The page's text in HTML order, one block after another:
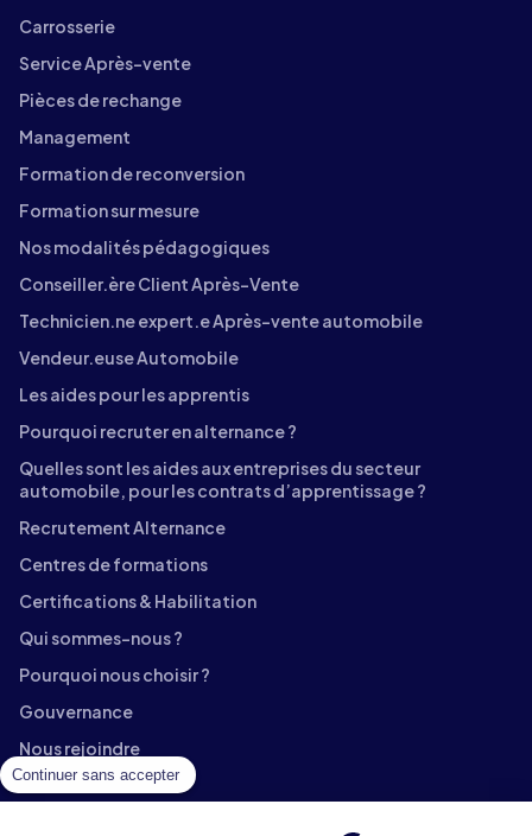
Continuer sans accepter
Carrosserie
Service Après-vente
Pièces de rechange
Management
Formation de reconversion
Formation sur mesure
Nos modalités pédagogiques
Conseiller.ère Client Après-Vente
Technicien.ne expert.e Après-vente automobile
Vendeur.euse Automobile
Les aides pour les apprentis
Pourquoi recruter en alternance ?
Quelles sont les aides aux entreprises du secteur
automobile, pour les contrats d’apprentissage ?
Recrutement Alternance
Centres de formations
Certifications & Habilitation
Qui sommes-nous ?
Pourquoi nous choisir ?
Gouvernance
Nous rejoindre
Contact